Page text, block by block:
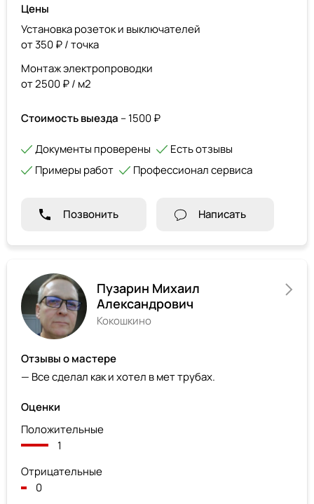
Цены
Установка розеток и выключателей
от 350 ₽ / точка
Монтаж электропроводки
от 2500 ₽ / м2
Стоимость выезда – 1500 ₽
Документы проверены
Есть отзывы
Примеры работ
Профессионал сервиса
Позвонить Написать
Пузарин Михаил
Александрович
Кокошкино
Отзывы о мастере
— Все сделал как и хотел в мет трубах.
Оценки
Положительные
1
Отрицательные
0